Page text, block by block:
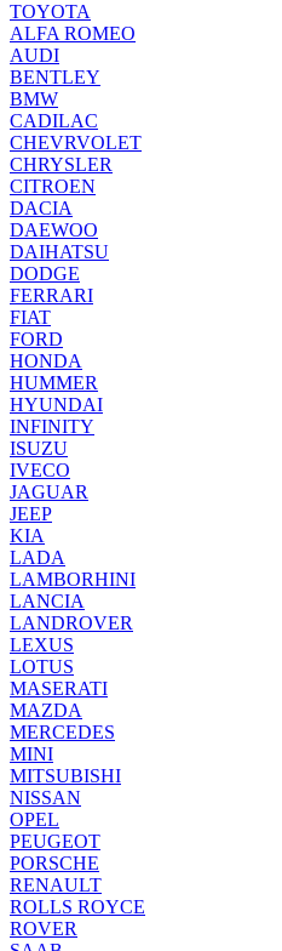
TOYOTA
ALFA ROMEO
AUDI
BENTLEY
BMW
CADILAC
CHEVRVOLET
CHRYSLER
CITROEN
DACIA
DAEWOO
DAIHATSU
DODGE
FERRARI
FIAT
FORD
HONDA
HUMMER
HYUNDAI
INFINITY
ISUZU
IVECO
JAGUAR
JEEP
KIA
LADA
LAMBORHINI
LANCIA
LANDROVER
LEXUS
LOTUS
MASERATI
MAZDA
MERCEDES
MINI
MITSUBISHI
NISSAN
OPEL
PEUGEOT
PORSCHE
RENAULT
ROLLS ROYCE
ROVER